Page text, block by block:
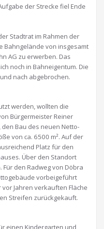
der Strecke fiel Ende
Stadtrat im Rahmen der
Bahngelände von insgesamt
AG zu erwerben. Das
noch in Bahneigentum. Die
nach abgebrochen.
werden, wollten die
Bürgermeister Reiner
Bau des neuen Netto-
von ca. 6500 m². Auf der
Platz für den
Über den Standort
den Radweg von Döbra
vorbeigeführt
Jahren verkauften Fläche
Streifen zurückgekauft.
einen Kindergarten und